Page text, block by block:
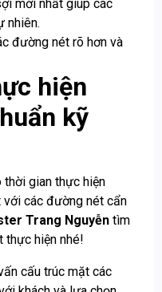
mới nhất giúp các
nhiên.
đường nét rõ hơn và
hiện
kỹ
thời gian thực hiện
các đường nét cẩn
Trang Nguyễn tìm
thực hiện nhé!
cấu trúc mặt các